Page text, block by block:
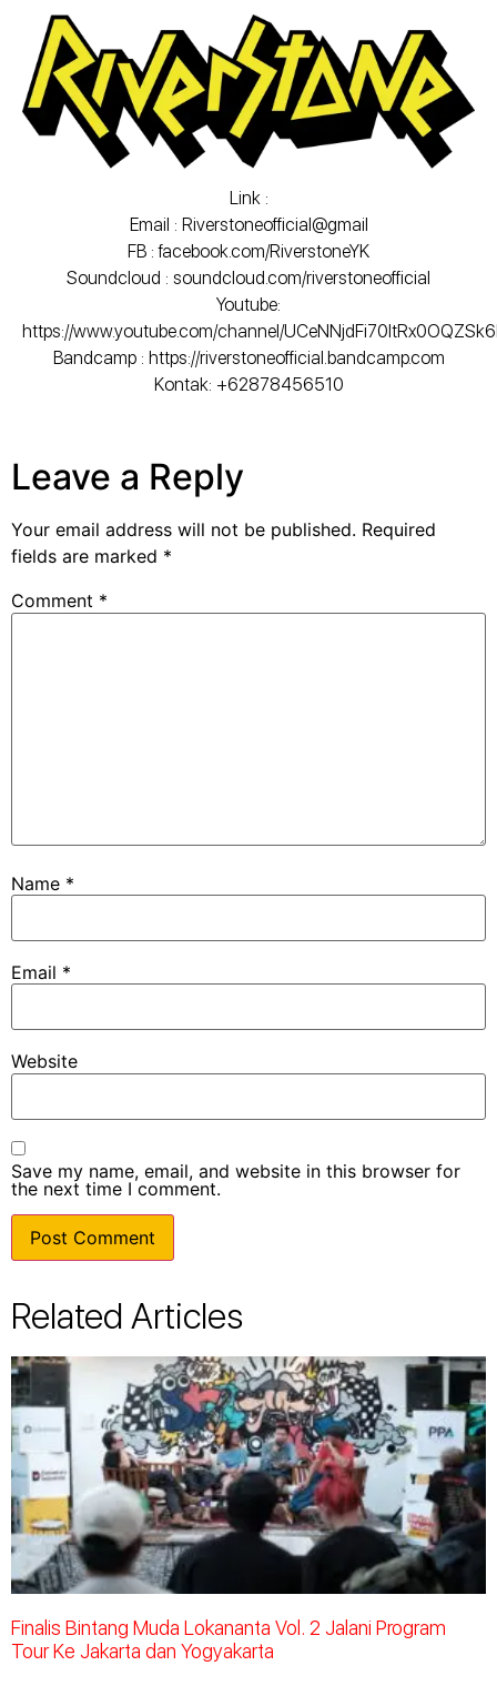
Link :
Email : Riverstoneofficial@gmail
FB : facebook.com/RiverstoneYK
Soundcloud : soundcloud.com/riverstoneofficial
Youtube:
https://www.youtube.com/channel/
Bandcamp : https://riverstoneofficial.bandcamp.com
Kontak: +62878456510
Leave a Reply
Your email address will not be published. Required
fields are marked *
Comment *
Name *
Email *
Website
Save my name, email, and website in this browser for
the next time I comment.
Related Articles
Finalis Bintang Muda Lokananta Vol. 2 Jalani Program
Tour Ke Jakarta dan Yogyakarta